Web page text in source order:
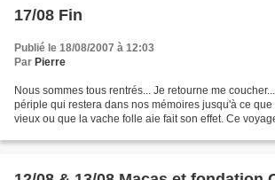
17/08 Fin
Publié le 18/08/2007 à 12:03
Par Pierre
Nous sommes tous rentrés... Je retourne me
périple qui restera dans nos mémoires jusqu'à ce
vieux ou que la vache folle aie fait son effet. Ce